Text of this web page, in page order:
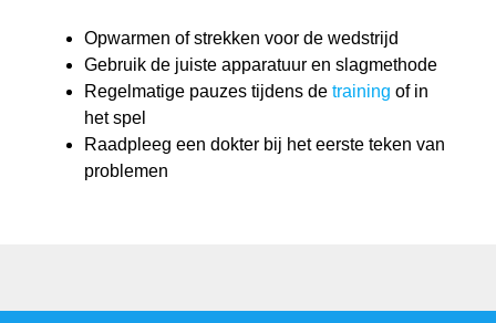
Opwarmen of strekken voor de wedstrijd
Gebruik de juiste apparatuur en slagmethode
Regelmatige pauzes tijdens de training of in
het spel
Raadpleeg een dokter bij het eerste teken van
problemen